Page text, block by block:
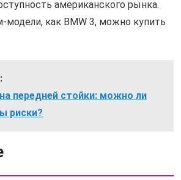
американского рынка.
как BMW 3, можно купить
передней стойки: можно ли
риски?